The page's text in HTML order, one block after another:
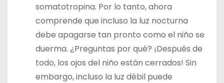
somatotropina. Por lo tanto, ahora
comprende que incluso la luz nocturna
debe apagarse tan pronto como el niño se
duerma. ¿Preguntas por qué? ¡Después de
todo, los ojos del niño están cerrados! Sin
embargo, incluso la luz débil puede